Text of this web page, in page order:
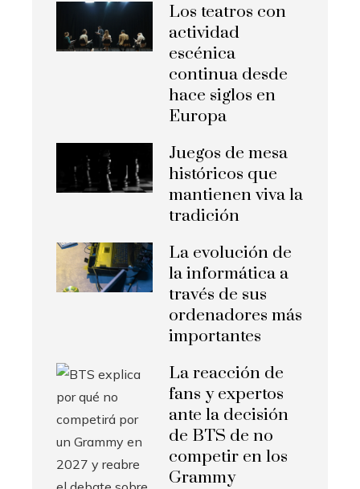
Los teatros con
actividad
escénica
continua desde
hace siglos en
Europa
Juegos de mesa
históricos que
mantienen viva la
tradición
La evolución de
la informática a
través de sus
ordenadores más
importantes
La reacción de
fans y expertos
ante la decisión
de BTS de no
competir en los
Grammy